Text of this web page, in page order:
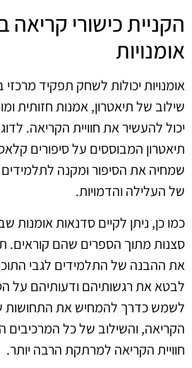
הקניית כישורי
אומנויות
אומנויות יכולות לשחק תפקיד מרכזי
שילוב של תיאטרון, אמנות חזותית
יכול להעשיר את חוויית הקריאה.
תיאטרון המבוססים על סיפורים
שמחיה את הסיפור ומקנה
של העלילה והדמויות.
כמו כן, ניתן לקיים סדנאות אומנות
סצנות מתוך הספרים שהם קוראים.
את ההבנה של התלמידים לגבי
לבטא את רגשותיהם ודעותיהם על
לשמש כדרך להמחיש את
הקריאה, והשילוב של כל המרכיבים
חוויית הקריאה למרתקת הרבה יותר.